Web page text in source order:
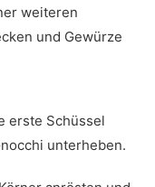
weiteren
und Gewürze
erste Schüssel
unterheben.